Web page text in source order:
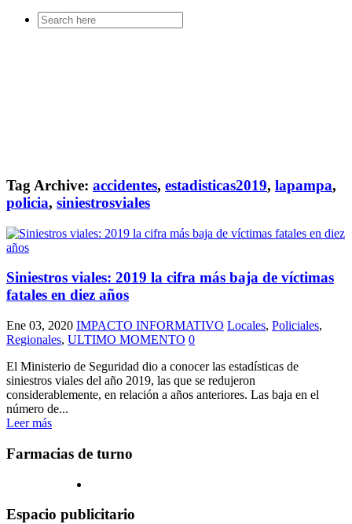
Search
for:
Tag Archive: accidentes, estadisticas2019, lapampa,
policia, siniestrosviales
Siniestros viales: 2019 la cifra más baja de víctimas
fatales en diez años
Ene 03, 2020 IMPACTO INFORMATIVO Locales, Policiales,
Regionales, ULTIMO MOMENTO 0
El Ministerio de Seguridad dio a conocer las estadísticas de
siniestros viales del año 2019, las que se redujeron
considerablemente, en relación a años anteriores. Las baja en el
número de...
Leer más
Farmacias de turno
Espacio publicitario